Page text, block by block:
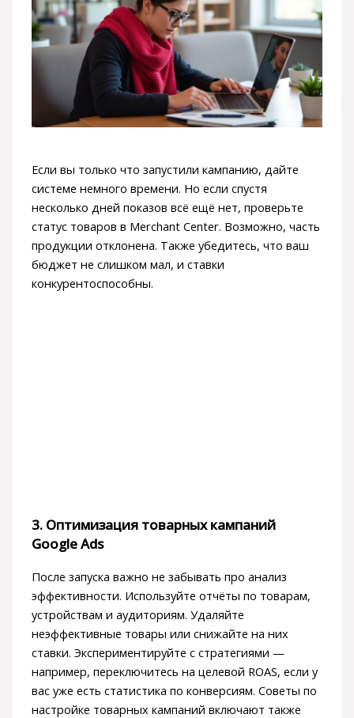
Если вы только что запустили кампанию, дайте
системе немного времени. Но если спустя
несколько дней показов всё ещё нет, проверьте
статус товаров в Merchant Center. Возможно, часть
продукции отклонена. Также убедитесь, что ваш
бюджет не слишком мал, и ставки
конкурентоспособны.
3. Оптимизация товарных кампаний
Google Ads
После запуска важно не забывать про анализ
эффективности. Используйте отчёты по товарам,
устройствам и аудиториям. Удаляйте
неэффективные товары или снижайте на них
ставки. Экспериментируйте с стратегиями —
например, переключитесь на целевой ROAS, если у
вас уже есть статистика по конверсиям. Советы по
настройке товарных кампаний включают также